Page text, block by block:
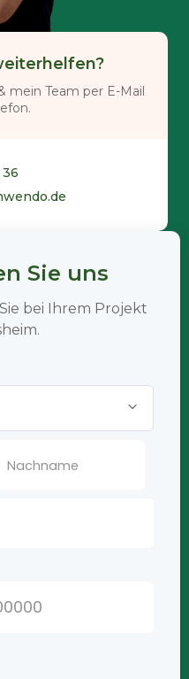
mein Team per E-Mail
36
Sie uns
bei Ihrem Projekt